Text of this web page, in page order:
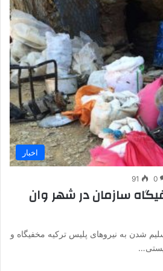
اخبار
0
91
سازمان در شهر وان
شدن به نیروهای پلیس ترکیه مخفیگاه و